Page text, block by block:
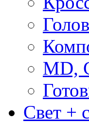
MD,
Свет +